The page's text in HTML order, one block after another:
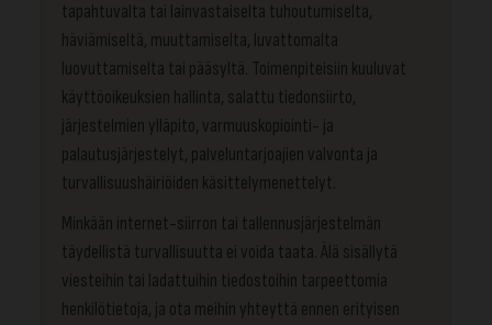
tapahtuvalta tai lainvastaiselta tuhoutumiselta,
häviämiseltä, muuttamiselta, luvattomalta
luovuttamiselta tai pääsyltä. Toimenpiteisiin kuuluvat
käyttöoikeuksien hallinta, salattu tiedonsiirto,
järjestelmien ylläpito, varmuuskopiointi- ja
palautusjärjestelyt, palveluntarjoajien valvonta ja
turvallisuushäiriöiden käsittelymenettelyt.
Minkään internet-siirron tai tallennusjärjestelmän
täydellistä turvallisuutta ei voida taata. Älä sisällytä
viesteihin tai ladattuihin tiedostoihin tarpeettomia
henkilötietoja, ja ota meihin yhteyttä ennen erityisen